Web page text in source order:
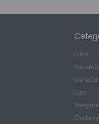
Glas
Lijm